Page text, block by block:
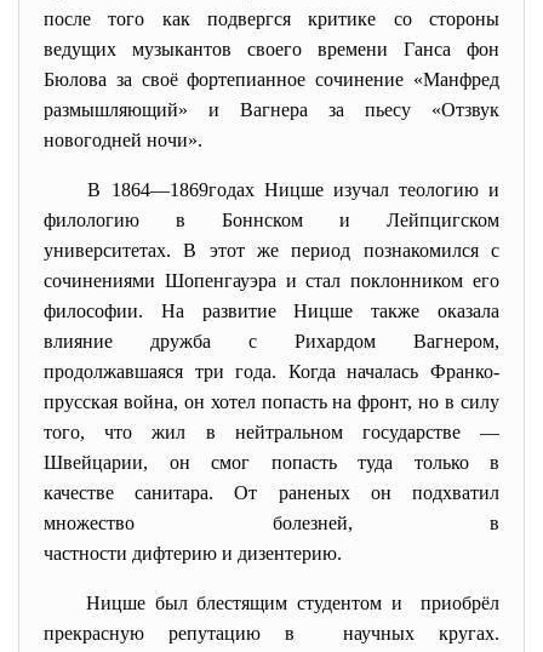
после того как подвергся критике со стороны
ведущих музыкантов своего времени Ганса фон
Бюлова за своё фортепианное сочинение «Манфред
размышляющий» и Вагнера за пьесу «Отзвук
новогодней ночи».
В 1864—1869годах Ницше изучал теологию и
филологию в Боннском и Лейпцигском
университетах. В этот же период познакомился с
сочинениями Шопенгауэра и стал поклонником его
философии. На развитие Ницше также оказала
влияние дружба с Рихардом Вагнером,
продолжавшаяся три года. Когда началась Франко-
прусская война, он хотел попасть на фронт, но в силу
того, что жил в нейтральном государстве —
Швейцарии, он смог попасть туда только в
качествесанитара. От раненых он подхватил
множество болезней, в
частности дифтерию и дизентерию.
Ницше был блестящим студентом и приобрёл
прекрасную репутацию в научных кругах.